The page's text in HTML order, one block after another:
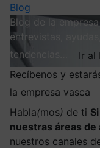
Blog
Blog de la
entrevistas,
tendencias…
Ir al
Recíbenos y
la empresa vasca
Habla(mos) de ti
nuestras áreas de
nuestros canales